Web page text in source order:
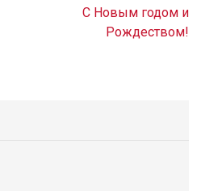
С Новым годом и
Рождеством!